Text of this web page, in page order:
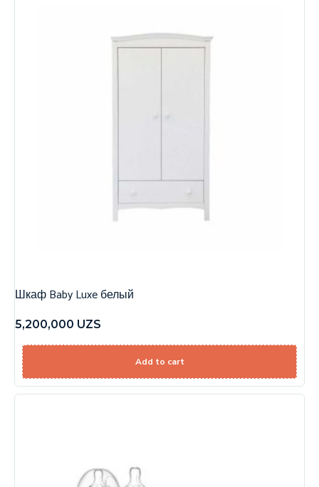
Шкаф Baby Luxe белый
5,200,000 UZS
Add to cart